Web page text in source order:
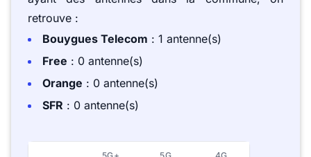
retrouve :
Bouygues Telecom : 1 antenne(s)
Free : 0 antenne(s)
Orange : 0 antenne(s)
SFR : 0 antenne(s)